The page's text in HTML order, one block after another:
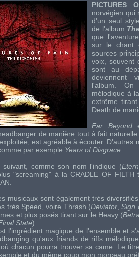
PICTURES
norvégien qui
d'un seul
de l'album
que
sur le chant
sources
voix, souvent
sont au
deviennent
l'album.
mélodique à
extrême
Death de
Far Beyond
de manière tout à fait
est agréable à écouter. D'autres
par exemple Years of Disgrace
suivant, comme son nom l'indique (
"screaming" à laCRADLE OF FILTH
musicaux sont également très
très Speed , voire Thrash (Deviator ,Sign
et plus posés tirant sur le Heavy (
State).
l'ingrédient magique de l'ensemble et
qu'aux friands de riffs
chacun pourra trouver sa came. Le
et du même coup mon morceau